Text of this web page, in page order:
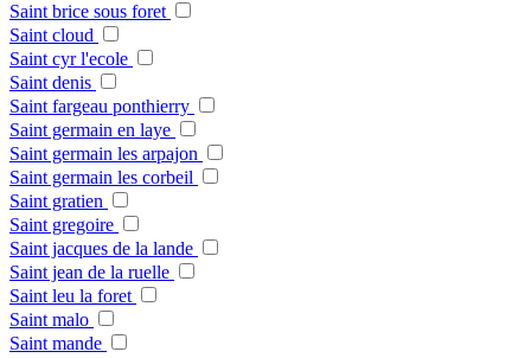
Saint brice sous foret
Saint cloud
Saint cyr l'ecole
Saint denis
Saint fargeau ponthierry
Saint germain en laye
Saint germain les arpajon
Saint germain les corbeil
Saint gratien
Saint gregoire
Saint jacques de la lande
Saint jean de la ruelle
Saint leu la foret
Saint malo
Saint mande